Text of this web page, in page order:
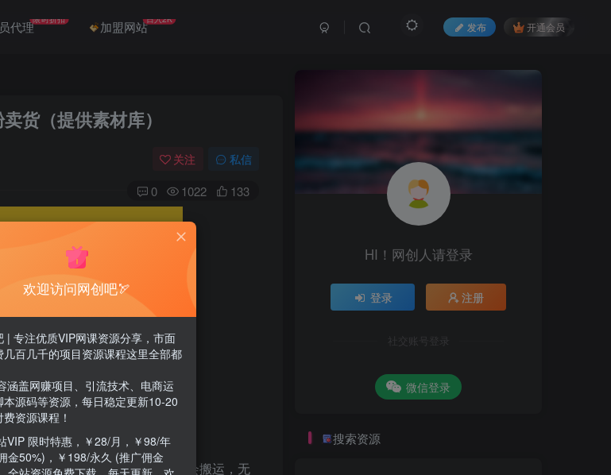
代理限时折扣 加盟网站日入2K
发布 开通会员
货（提供素材库）
关注 私信
0 1022 133
商品100多个镜头，怎么剪都不会搬运，无
HI！网创人请登录
登录 注册
社交账号登录
微信登录
搜索资源
欢迎访问网创吧🏹
| 专注优质VIP网课资源分享，市面
几百几千的项目资源课程这里全部都
涵盖网赚项目、引流技术、电商运
本源码等资源，每日稳定更新10-20
资源课程！
VIP 限时特惠，￥28/月，￥98/年
金50%)，￥198/永久 (推广佣金